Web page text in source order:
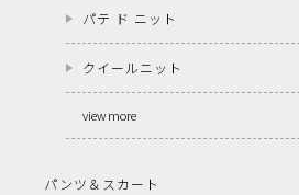
パテ ド ニット
クイールニット
view more
パンツ＆スカート